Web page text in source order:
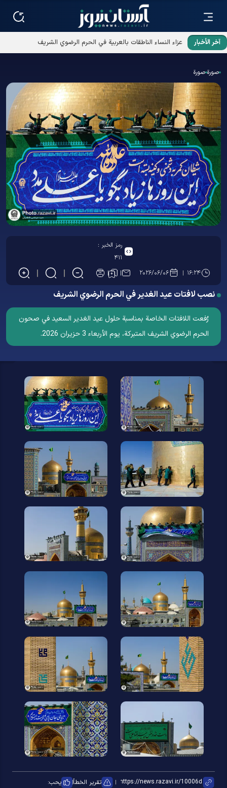
آخر الأخبار عزاء النساء الناطقات بالعربية في الحرم الرضوي الشريف
صورة صورة
رمز الخبر :
۴۱۱
۱۶:۲۴
۲۰۲۶/۰۶/۰۶
نصب لافتات عيد الغدير في الحرم الرضوي الشریف
رُفعت اللافتات الخاصة بمناسبة حلول عيد الغدير السعید في صحون
الحرم الرضوي الشریف المتبرکة، يوم الأربعاء 3 حزیران 2026.
تقرير الخطأ
يحب: